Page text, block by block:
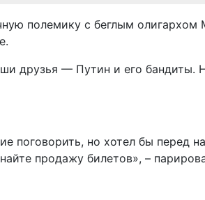
друзья — Путин и его
поговорить, но хотел бы перед
продажу билетов», –